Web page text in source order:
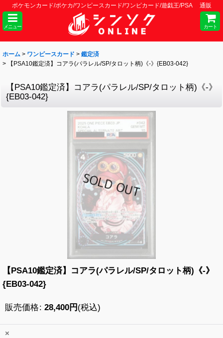
ポケモンカード/ポケカ/ワンピースカード/ワンピカード/遊戯王/PSA 通販
メニュー カート
ホーム > ワンピースカード > 鑑定済
>
【PSA10鑑定済】コアラ(パラレル/SP/タロット柄)《-》{EB03-042}
【PSA10鑑定済】コアラ(パラレル/SP/タロット柄)《-》
{EB03-042}
【PSA10鑑定済】コアラ(パラレル/SP/タロット柄)《-》
{EB03-042}
販売価格: 28,400円 (税込)
×